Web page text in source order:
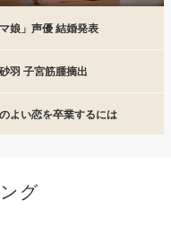
マ娘」声優 結婚発表
羽 子宮筋腫摘出
よい恋を卒業するには
グ